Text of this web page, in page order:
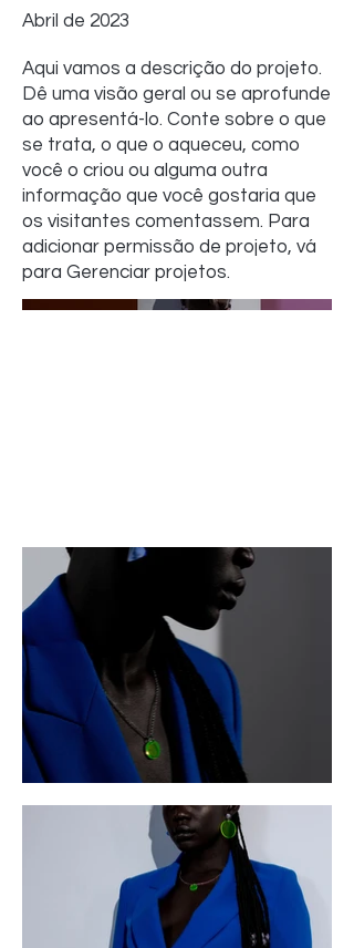
Abril de 2023
Aqui vamos a descrição do projeto.
Dê uma visão geral ou se aprofunde
ao apresentá-lo. Conte sobre o que
se trata, o que o aqueceu, como
você o criou ou alguma outra
informação que você gostaria que
os visitantes comentassem. Para
adicionar permissão de projeto, vá
para Gerenciar projetos.